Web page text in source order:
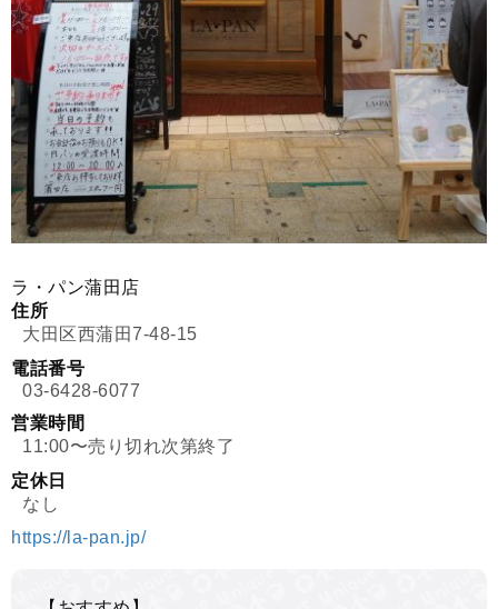
ラ・パン蒲田店
住所
大田区西蒲田7-48-15
電話番号
03-6428-6077
営業時間
11:00〜売り切れ次第終了
定休日
なし
https://la-pan.jp/